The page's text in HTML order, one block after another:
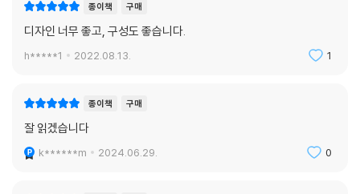
―「인간 실격」
이 책에 수록된 「인간 실격」은 오다 사쿠노스케, 사카구치 안고와 함께 일
인함으로 파멸되는 과정을 그린 이 작품은 다자이 오사무 생애 마지막으로
발표한 완성작이자 그의 작품 세계를 집약하는 허무주의와 퇴폐주의가 가
장 잘 드러난 작품으로 꼽힌다. 어떻게든 사회에 융화되고자 애쓰고, 순수
종이책 구매
디자인 너무 좋고, 구성도 좋습니다.
h*****1 2022.08.13. 1
종이책 구매
잘 읽겠습니다
k******m 2024.06.29. 0